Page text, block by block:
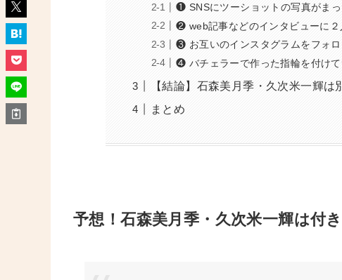
❶ SNSにツーショットの写真がま
❷ web記事などのインタビューに２
❸ お互いのインスタグラムをフォ
❹ バチェラーで作った指輪を付け
【結論】石森美月季・久次米一輝は
まとめ
予想！石森美月季・久次米一輝は付